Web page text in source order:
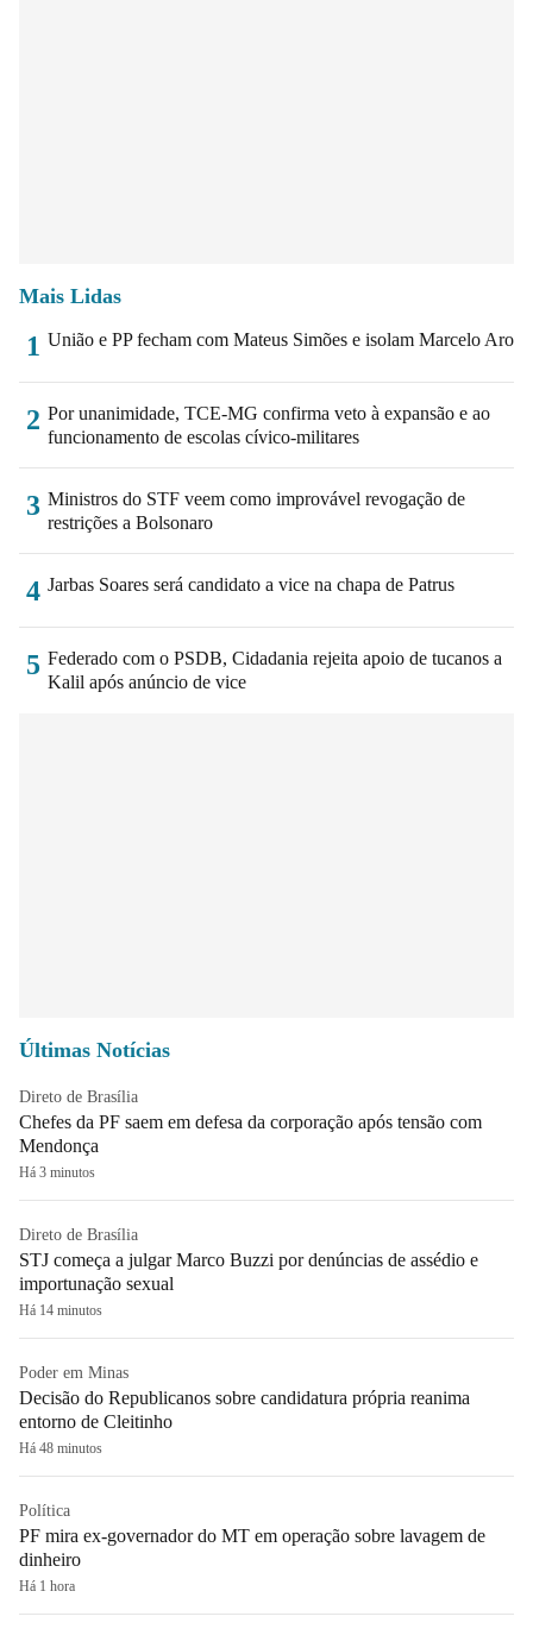
Mais Lidas
1 União e PP fecham com Mateus Simões e isolam Marcelo Aro
2 Por unanimidade, TCE-MG confirma veto à expansão e ao
funcionamento de escolas cívico-militares
3 Ministros do STF veem como improvável revogação de
restrições a Bolsonaro
4 Jarbas Soares será candidato a vice na chapa de Patrus
5 Federado com o PSDB, Cidadania rejeita apoio de tucanos a
Kalil após anúncio de vice
Últimas Notícias
Direto de Brasília
Chefes da PF saem em defesa da corporação após tensão com
Mendonça
Há 3 minutos
Direto de Brasília
STJ começa a julgar Marco Buzzi por denúncias de assédio e
importunação sexual
Há 14 minutos
Poder em Minas
Decisão do Republicanos sobre candidatura própria reanima
entorno de Cleitinho
Há 48 minutos
Política
PF mira ex-governador do MT em operação sobre lavagem de
dinheiro
Há 1 hora